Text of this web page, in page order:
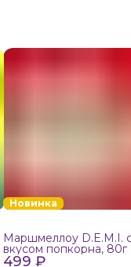
Новинка
499 ₽
Маршмеллоу D.E.M.I.
вкусом попкорна, 80г